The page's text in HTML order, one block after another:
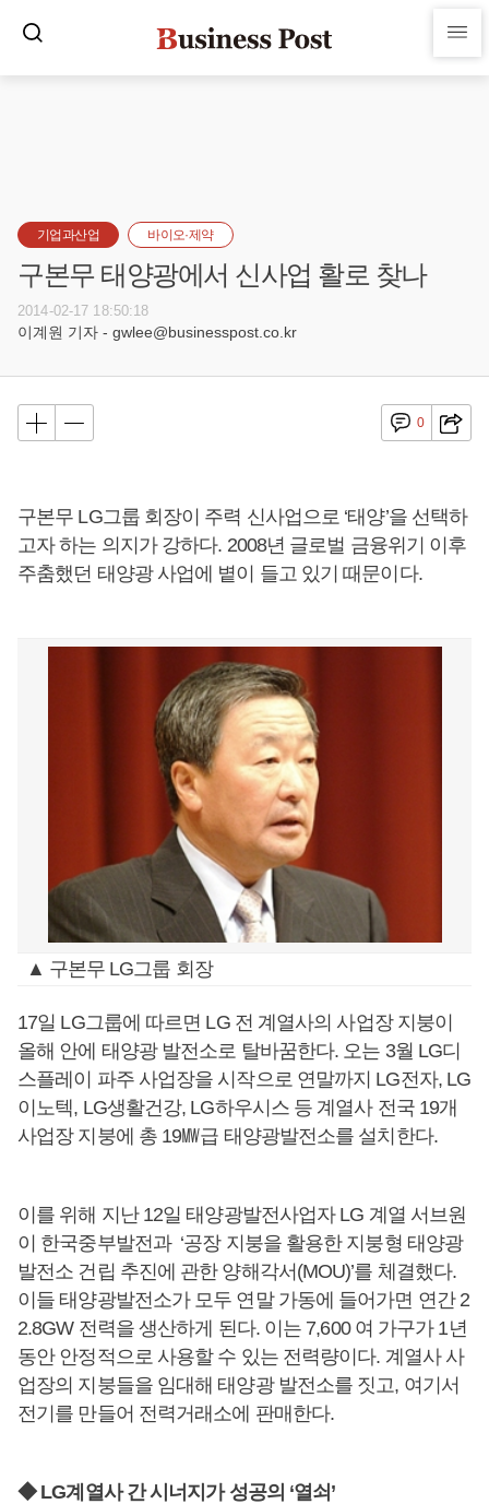
기업과산업 바이오·제약
구본무 태양광에서 신사업 활로 찾나
2014-02-17 18:50:18
이계원 기자 - gwlee@businesspost.co.kr
0
구본무 LG그룹 회장이 주력 신사업으로 ‘태양’을 선택하
고자 하는 의지가 강하다. 2008년 글로벌 금융위기 이후
주춤했던 태양광 사업에 볕이 들고 있기 때문이다.
▲ 구본무 LG그룹 회장
17일 LG그룹에 따르면 LG 전 계열사의 사업장 지붕이
올해 안에 태양광 발전소로 탈바꿈한다. 오는 3월 LG디
스플레이 파주 사업장을 시작으로 연말까지 LG전자, LG
이노텍, LG생활건강, LG하우시스 등 계열사 전국 19개
사업장 지붕에 총 19㎿급 태양광발전소를 설치한다.
이를 위해 지난 12일 태양광발전사업자 LG 계열 서브원
이 한국중부발전과 ‘공장 지붕을 활용한 지붕형 태양광
발전소 건립 추진에 관한 양해각서(MOU)’를 체결했다.
이들 태양광발전소가 모두 연말 가동에 들어가면 연간 2
2.8GW 전력을 생산하게 된다. 이는 7,600 여 가구가 1년
동안 안정적으로 사용할 수 있는 전력량이다. 계열사 사
업장의 지붕들을 임대해 태양광 발전소를 짓고, 여기서
전기를 만들어 전력거래소에 판매한다.
◆ LG계열사 간 시너지가 성공의 ‘열쇠’